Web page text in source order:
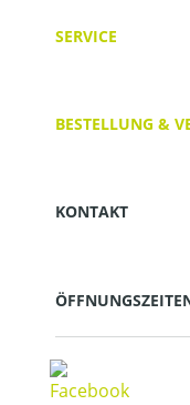
SERVICE
BESTELLUNG &
KONTAKT